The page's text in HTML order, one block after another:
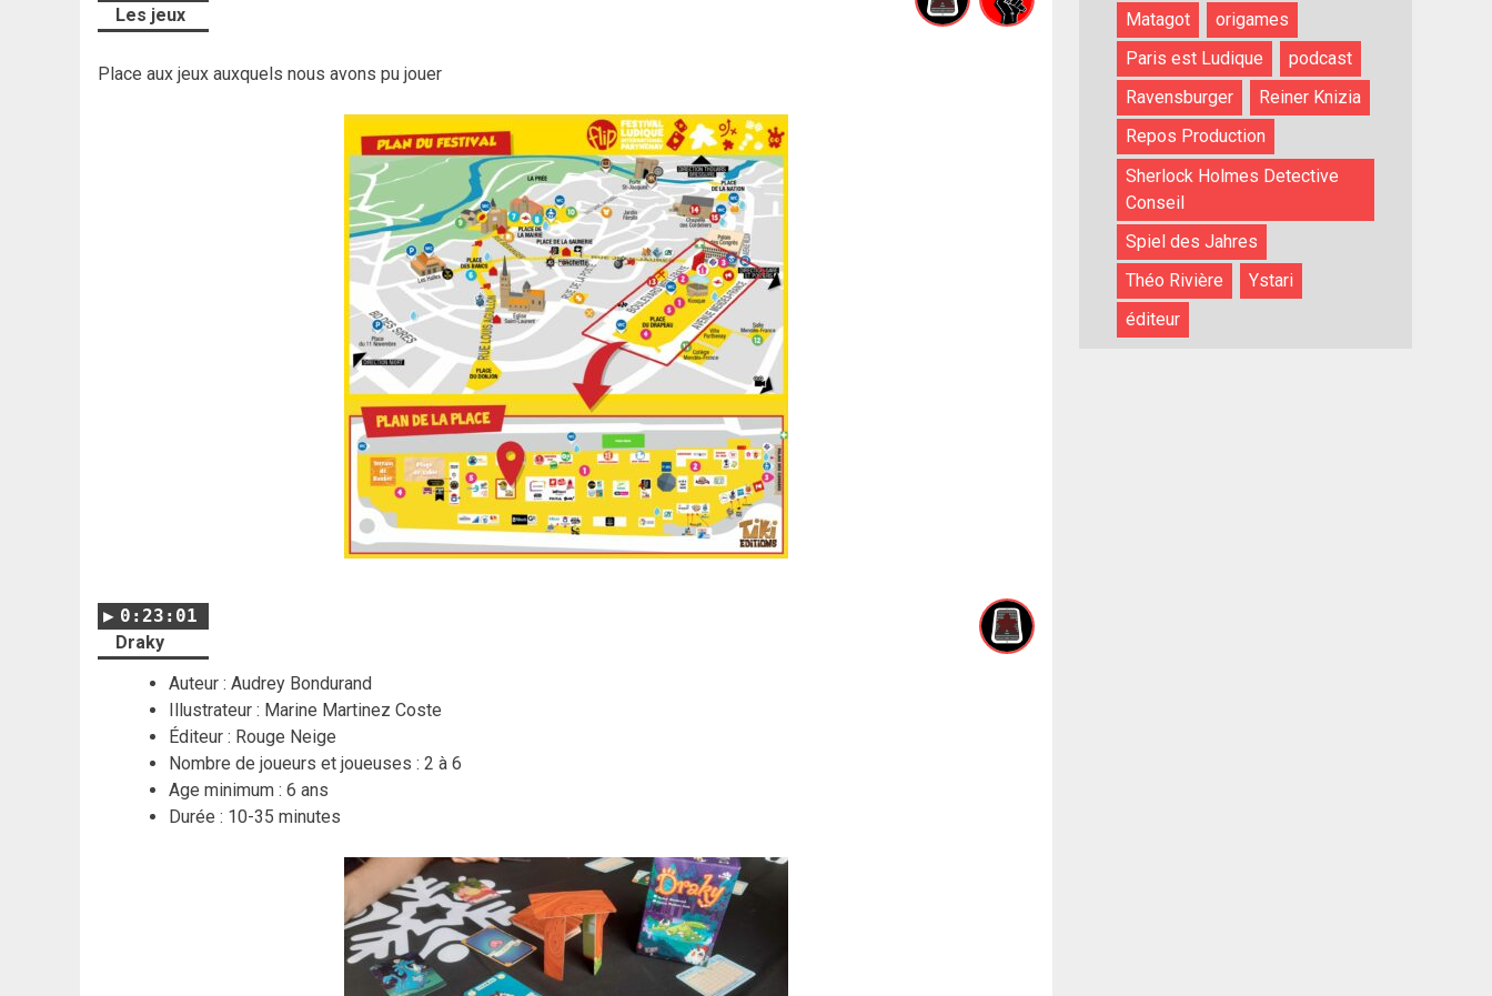
Les jeux
Place aux jeux auxquels nous avons pu jouer
0:23:01
Draky
Auteur : Audrey Bondurand
Illustrateur : Marine Martinez Coste
Éditeur : Rouge Neige
Nombre de joueurs et joueuses : 2 à 6
Age minimum : 6 ans
Durée : 10-35 minutes
Matagot
origames
Paris est Ludique
podcast
Ravensburger
Reiner Knizia
Repos Production
Sherlock Holmes Detective
Conseil
Spiel des Jahres
Théo Rivière
Ystari
éditeur